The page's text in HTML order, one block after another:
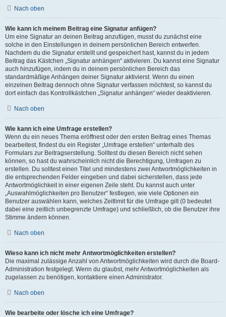
Nach oben
Wie kann ich meinem Beitrag eine Signatur anfügen?
Um eine Signatur an deinen Beitrag anzufügen, musst du zunächst eine
solche in den Einstellungen in deinem persönlichen Bereich entwerfen.
Nachdem du die Signatur erstellt und gespeichert hast, kannst du in jedem
Beitrag das Kästchen „Signatur anhängen“ aktivieren. Du kannst eine Signatur
auch hinzufügen, indem du in deinem persönlichen Bereich das
standardmäßige Anhängen deiner Signatur aktivierst. Wenn du einen
einzelnen Beitrag dennoch ohne Signatur verfassen möchtest, so kannst du
dort einfach das Kontrollkästchen „Signatur anhängen“ wieder deaktivieren.
Nach oben
Wie kann ich eine Umfrage erstellen?
Wenn du ein neues Thema eröffnest oder den ersten Beitrag eines Themas
bearbeitest, findest du ein Register „Umfrage erstellen“ unterhalb des
Formulars zur Beitragserstellung. Solltest du diesen Bereich nicht sehen
können, so hast du wahrscheinlich nicht die Berechtigung, Umfragen zu
erstellen. Du solltest einen Titel und mindestens zwei Antwortmöglichkeiten in
die entsprechenden Felder eingeben und dabei sicherstellen, dass jede
Antwortmöglichkeit in einer eigenen Zeile steht. Du kannst auch unter
„Auswahlmöglichkeiten pro Benutzer“ festlegen, wie viele Optionen ein
Benutzer auswählen kann, welches Zeitlimit für die Umfrage gilt (0 bedeutet
dabei eine zeitlich unbegrenzte Umfrage) und schließlich, ob die Benutzer ihre
Stimme ändern können.
Nach oben
Wieso kann ich nicht mehr Antwortmöglichkeiten erstellen?
Die maximal zulässige Anzahl von Antwortmöglichkeiten wird durch die Board-
Administration festgelegt. Wenn du glaubst, mehr Antwortmöglichkeiten als
zugelassen zu benötigen, kontaktiere einen Administrator.
Nach oben
Wie bearbeite oder lösche ich eine Umfrage?